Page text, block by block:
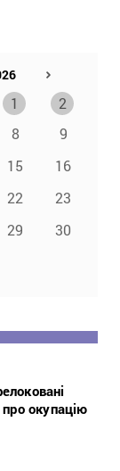
1
2
8
9
15
16
22
23
29
30
окупацію